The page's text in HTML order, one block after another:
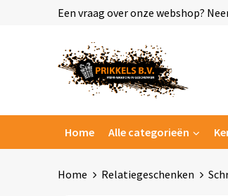
Een vraag over onze webshop?
Home Alle categorieën
Home Relatiegeschenken